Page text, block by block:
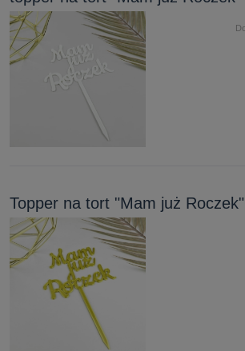
Topper na tort "Mam już